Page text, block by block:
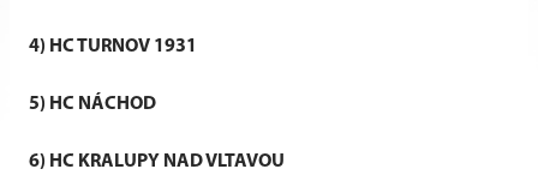
4) HC TURNOV 1931
5) HC NÁCHOD
6) HC KRALUPY NAD VLTAVOU